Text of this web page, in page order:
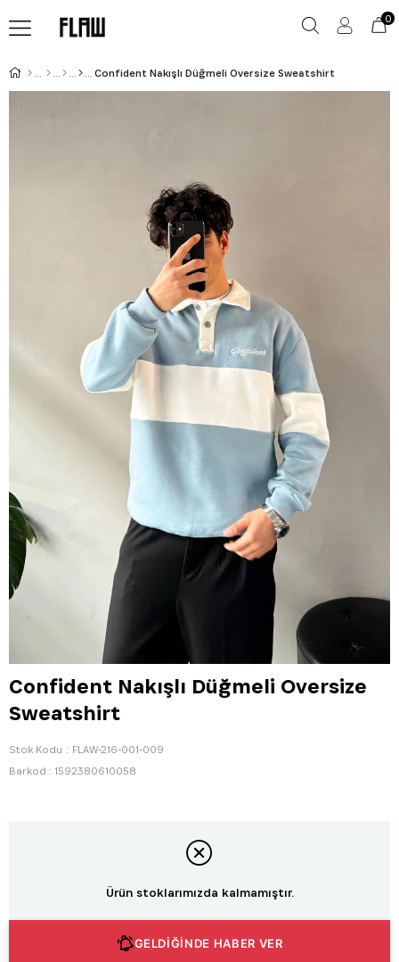
0
Confident Nakışlı Düğmeli Oversize Sweatshirt
Confident Nakışlı Düğmeli Oversize
Sweatshirt
Stok Kodu
FLAW-216-001-009
Barkod : 1592380610058
Ürün stoklarımızda kalmamıştır.
GELDİĞİNDE HABER VER